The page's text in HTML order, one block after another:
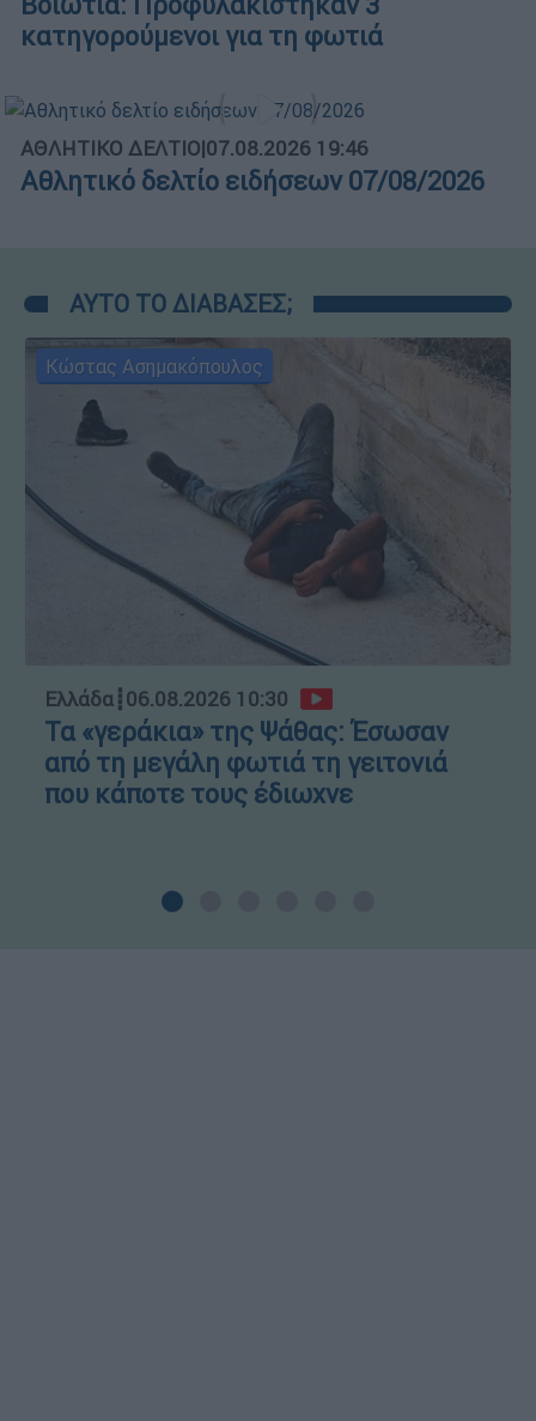
κατηγορούμενοι για τη φωτιά
ΑΘΛΗΤΙΚΟ ΔΕΛΤΙΟ|07.08.2026 19:46
Αθλητικό δελτίο ειδήσεων 07/08/2026
ΑΥΤΟ ΤΟ ΔΙΑΒΑΣΕΣ;
Κώστας Ασημακόπουλος
Ελλάδα┋06.08.2026 10:30
Τα «γεράκια» της Ψάθας: Έσωσαν
από τη μεγάλη φωτιά τη γειτονιά
που κάποτε τους έδιωχνε